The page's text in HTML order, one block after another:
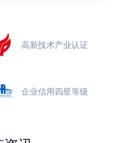
高新技术产业认证
企业信用四星等级